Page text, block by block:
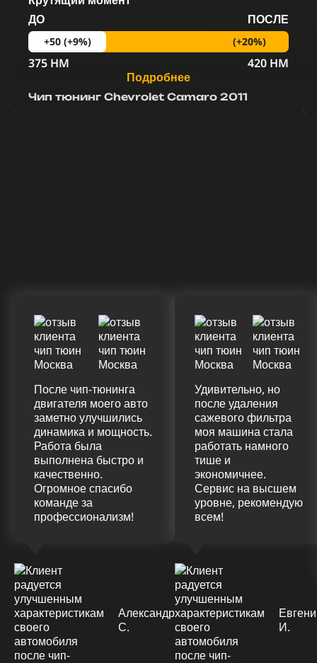
Чип тюнинг Chevrolet Camaro 2011
ДО
ПОСЛЕ
+50 (+9%) (+20%)
375 HM
420 HM
Подробнее
После чип-тюнинга
двигателя моего авто
заметно улучшились
динамика и мощность.
Работа была
выполнена быстро и
качественно.
Огромное спасибо
команде за
профессионализм!
Александр
С.
Удивительно, но
после удаления
сажевого фильтра
моя машина стала
работать намного
тише и
экономичнее.
Сервис на высшем
уровне, рекомендую
всем!
И.